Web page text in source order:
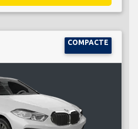
COMPACTE